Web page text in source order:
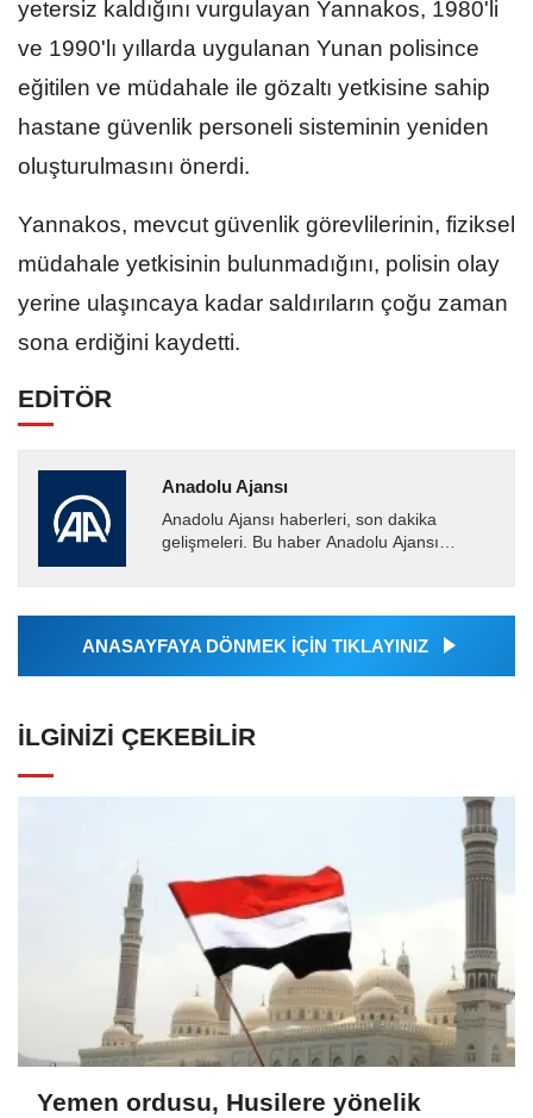
yetersiz kaldığını vurgulayan Yannakos, 1980'li
ve 1990'lı yıllarda uygulanan Yunan polisince
eğitilen ve müdahale ile gözaltı yetkisine sahip
hastane güvenlik personeli sisteminin yeniden
oluşturulmasını önerdi.
Yannakos, mevcut güvenlik görevlilerinin, fiziksel
müdahale yetkisinin bulunmadığını, polisin olay
yerine ulaşıncaya kadar saldırıların çoğu zaman
sona erdiğini kaydetti.
EDİTÖR
Anadolu Ajansı
Anadolu Ajansı haberleri, son dakika
gelişmeleri. Bu haber Anadolu Ajansı
tarafından geçilen tüm...
ANASAYFAYA DÖNMEK İÇİN TIKLAYINIZ
İLGINIZI ÇEKEBILIR
Yemen ordusu, Husilere yönelik